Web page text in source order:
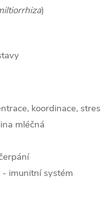
)
koordinace, stres
mléčná
imunitní systém